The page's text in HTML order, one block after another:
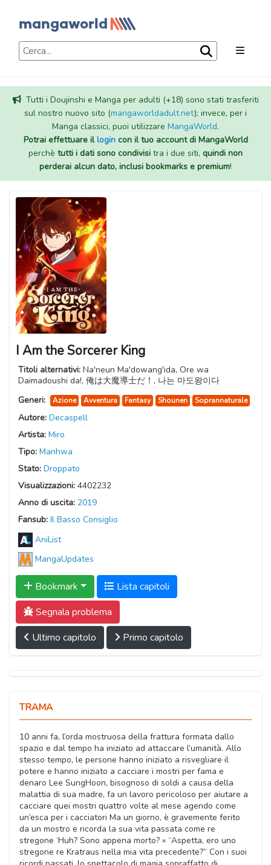
Tutti i Doujinshi e Manga per adulti (+18) sono stati trasferiti
sul nostro nuovo sito (mangaworldadult.net); invece, per i
Manga classici, puoi utilizzare MangaWorld.
Potrai effettuare illogincon il tuo account di MangaWorld
perchè tutti i dati sono condivisi tra i due siti, quindi non
perderai alcun dato, inclusi bookmarks e premium!
I Am the Sorcerer King
Titoli alternativi: Na'neun Ma'dowang'ida, Ore wa
Daimadoushi da!, 俺は大魔導士だ！, 나는 마도왕이다
Generi:
Azione Avventura Fantasy Shounen Soprannaturale
Autore: Decaspell
Artista: Miro
Tipo: Manhwa
Stato: Droppato
Visualizzazioni: 4402232
Anno di uscita: 2019
Fansub: Il Basso Consiglio
AniList
MangaUpdates
Bookmark
Lista capitoli
Segnala problema
Ultimo capitolo
Primo capitolo
TRAMA
10 anni fa, l’orda mostruosa della frattura formata dallo
spazio e dal tempo ha iniziato ad attaccare l’umanità. Allo
stesso tempo, le persone hanno iniziato a risvegliare il
potere e hanno iniziato a cacciare i mostri per fama e
denaro Lee SungHoon, bisognoso di soldi a causa della
malattia di sua madre, fa un lavoro pericoloso per aiutare a
cacciare quei mostri quattro volte al mese agendo come
un’esca per i cacciatori Ma un giorno, è gravemente ferito
da un mostro e ricorda la sua vita passata come re
stregone ‘Huh? Sono appena morto? » “Aspetta, ero uno
stregone re Kratraus nella mia vita precedente?” Con i suoi